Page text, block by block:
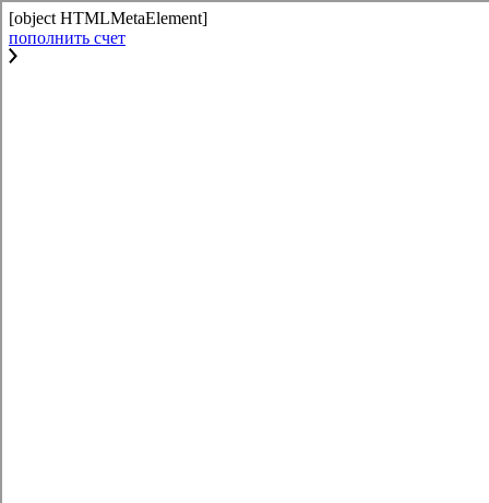
[object HTMLMetaElement]
пополнить счет